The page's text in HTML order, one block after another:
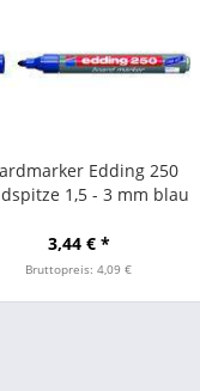
Edding 250
1,5 - 3 mm blau
3,44 € *
Bruttopreis: 4,09 €